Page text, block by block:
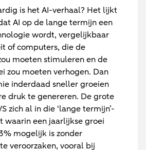
is het AI-verhaal? Het lijkt
AI op de lange termijn een
wordt, vergelijkbaar
of computers, die de
moeten stimuleren en de
zou moeten verhogen. Dan
inderdaad sneller groeien
druk te genereren. De grote
zich al in die ‘lange termijn’-
waarin een jaarlijkse groei
mogelijk is zonder
veroorzaken, vooral bij